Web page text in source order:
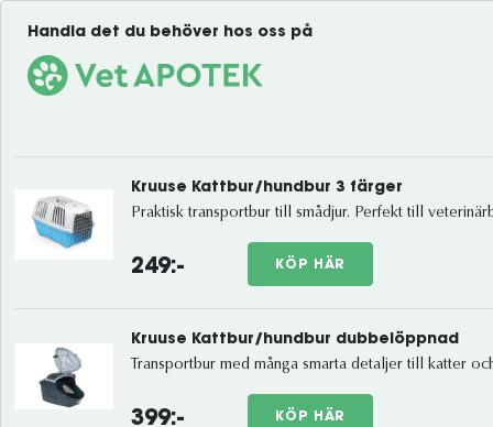
Handla det du behöver hos oss på
Kruuse Kattbur/hundbur 3 färger
249:- KÖP HÄR
Kruuse Kattbur/hundbur dubbelöppnad
399:- KÖP HÄR